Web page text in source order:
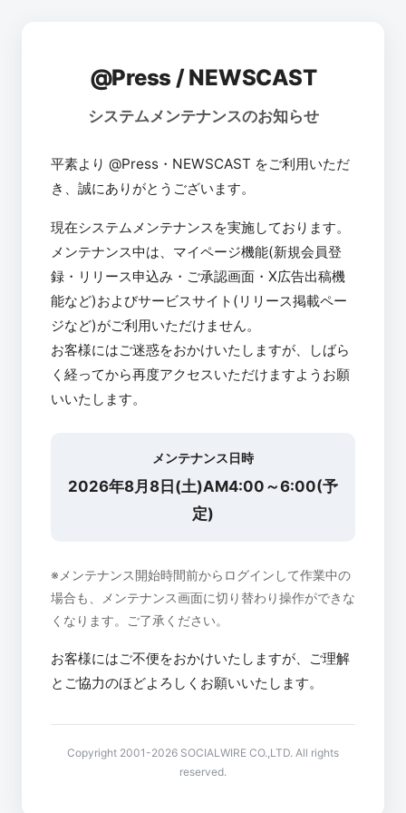
@Press / NEWSCAST
システムメンテナンスのお知らせ
平素より @Press・NEWSCAST をご利用いただ
き、誠にありがとうございます。
現在システムメンテナンスを実施しております。
メンテナンス中は、マイページ機能(新規会員登
録・リリース申込み・ご承認画面・X広告出稿機
能など)およびサービスサイト(リリース掲載ペー
ジなど)がご利用いただけません。
お客様にはご迷惑をおかけいたしますが、しばら
く経ってから再度アクセスいただけますようお願
いいたします。
メンテナンス日時
2026年8月8日(土)AM4:00～6:00(予
定)
※メンテナンス開始時間前からログインして作業中の
場合も、メンテナンス画面に切り替わり操作ができな
くなります。ご了承ください。
お客様にはご不便をおかけいたしますが、ご理解
とご協力のほどよろしくお願いいたします。
Copyright 2001-2026 SOCIALWIRE CO.,LTD. All rights
reserved.